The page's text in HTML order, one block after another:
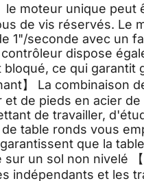
le moteur unique peut
de vis réservés. Le
1"/seconde avec un
dispose
bloqué, ce qui garantit
】 La combinaison
et de pieds en acier
de travailler,
table ronds vous
que la
sur un sol non nivelé
indépendants et les